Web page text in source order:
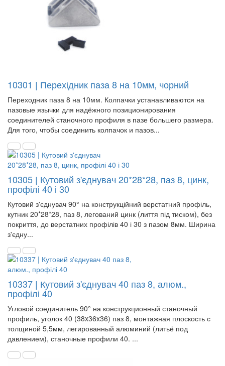
10301 | Перехідник паза 8 на 10мм, чорний
Переходник паза 8 на 10мм. Колпачки устанавливаются на
пазовые язычки для надёжного позиционирования
соединителей станочного профиля в пазе большего размера.
Для того, чтобы соединить колпачок и пазов...
10305 | Кутовий з'єднувач 20*28*28, паз 8, цинк,
профілі 40 і 30
Кутовий з'єднувач 90° на конструкційний верстатний профіль,
кутник 20*28*28, паз 8, легований цинк (лиття під тиском), без
покриття, до верстатних профілів 40 і 30 з пазом 8мм. Ширина
з'єдну...
10337 | Кутовий з'єднувач 40 паз 8, алюм.,
профілі 40
Угловой соединитель 90° на конструкционный станочный
профиль, уголок 40 (38x36x36) паз 8, монтажная плоскость с
толщиной 5,5мм, легированный алюминий (литьё под
давлением), станочные профили 40. ...